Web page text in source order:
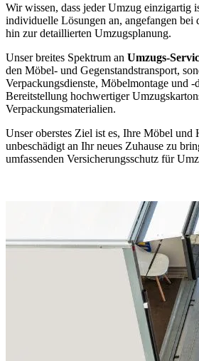
Wir wissen, dass jeder Umzug einzigartig
individuelle Lösungen an, angefangen bei
hin zur detaillierten Umzugsplanung.
Unser breites Spektrum an Umzugs-
den Möbel- und Gegenstandstransport,
Verpackungsdienste, Möbelmontage und -
Bereitstellung hochwertiger
Verpackungsmaterialien.
Unser oberstes Ziel ist es, Ihre Möbel und
unbeschädigt an Ihr neues Zuhause zu
umfassenden Versicherungsschutz für